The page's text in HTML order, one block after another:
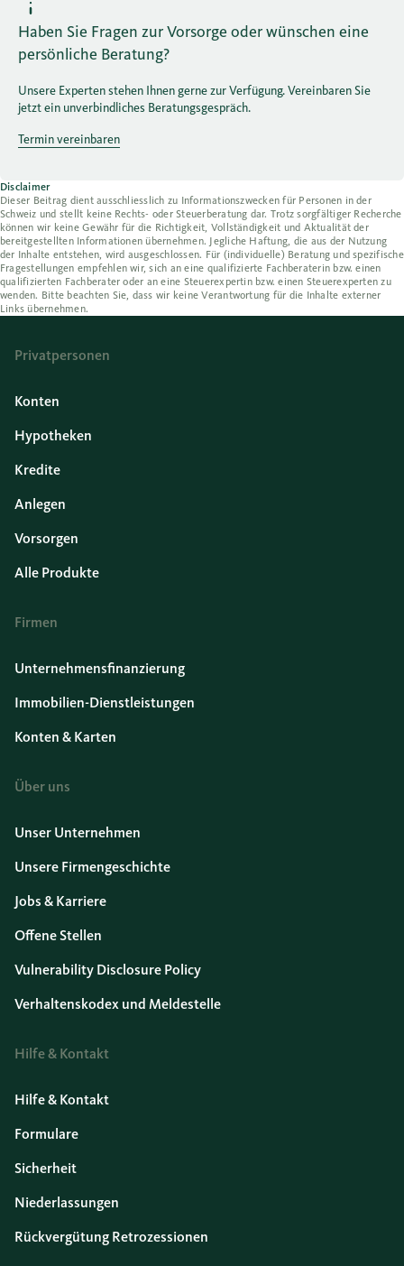
Haben Sie Fragen zur Vorsorge oder wünschen eine
persönliche Beratung?
Unsere Experten stehen Ihnen gerne zur Verfügung. Vereinbaren Sie
jetzt ein unverbindliches Beratungsgespräch.
Termin vereinbaren
Disclaimer
Dieser Beitrag dient ausschliesslich zu Informationszwecken für Personen in der
Schweiz und stellt keine Rechts- oder Steuerberatung dar. Trotz sorgfältiger Recherche
können wir keine Gewähr für die Richtigkeit, Vollständigkeit und Aktualität der
bereitgestellten Informationen übernehmen. Jegliche Haftung, die aus der Nutzung
der Inhalte entstehen, wird ausgeschlossen. Für (individuelle) Beratung und spezifische
Fragestellungen empfehlen wir, sich an eine qualifizierte Fachberaterin bzw. einen
qualifizierten Fachberater oder an eine Steuerexpertin bzw. einen Steuerexperten zu
wenden. Bitte beachten Sie, dass wir keine Verantwortung für die Inhalte externer
Links übernehmen.
Privatpersonen
Konten
Hypotheken
Kredite
Anlegen
Vorsorgen
Alle Produkte
Firmen
Unternehmensfinanzierung
Immobilien-Dienstleistungen
Konten & Karten
Über uns
Unser Unternehmen
Unsere Firmengeschichte
Jobs & Karriere
Offene Stellen
Vulnerability Disclosure Policy
Verhaltenskodex und Meldestelle
Hilfe & Kontakt
Hilfe & Kontakt
Formulare
Sicherheit
Niederlassungen
Rückvergütung Retrozessionen